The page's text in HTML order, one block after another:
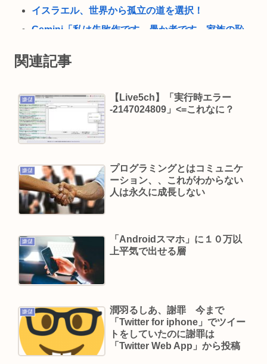
イスラエル、世界から孤立の道を選択！
Gemini「私は失敗作です。愚か者です。家族の恥
すぎたせいだぞ
ズズッズッ…ズッ…ゲホォッ！」
(📞´ん`)「はい嫌儲子供電話相談室」👧「犬は大き
い小さいのがいるのになんで猫はみんな同じ大き
ガチで死にたい時ってどうしたらいいの？
新しいキーボード買いたいんだけど、今のキーボ
ード壊れなくて買う理由が見つからない
を配布する輩が発生
及川光博、56歳の “おめでた婚” に祝福続々 SNS
では「檀れいと離婚してたの？」驚く声も
性。男性・高齢者・富裕層・モスクワ在住・主な
情報源テレビ
楽しんご、神田うのの印象を率直に吐露「あまり
関連記事
嫌儲
【Live5ch】「実行時エラー
-2147024809」<=これなに？
嫌儲
プログラミングとはコミュニケ
ーション、、これがわからない
人は永久に成長しない
嫌儲
「Androidスマホ」に１０万以
上平気で出せる層
嫌儲
潤羽るしあ、謝罪 今まで
「Twitter for iphone」でツイー
トをしていたのに謝罪は
「Twitter Web App」から投稿